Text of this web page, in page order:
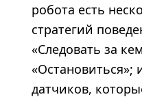
робота есть
стратегий
«Следовать за
«Остановиться»;
датчиков,